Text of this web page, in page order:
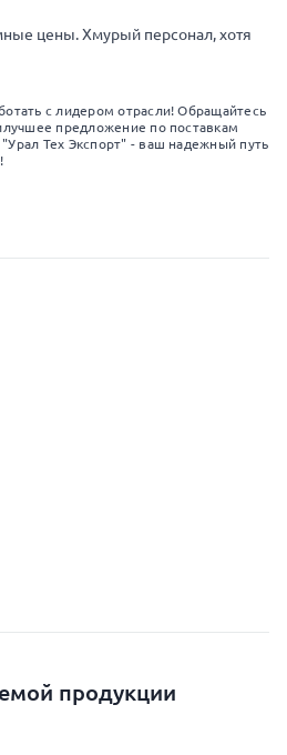
цены. Хмурый персонал, хотя
с лидером отрасли! Обращайтесь
предложение по поставкам
Тех Экспорт" - ваш надежный путь
продукции